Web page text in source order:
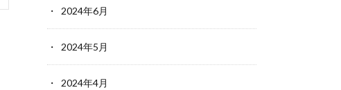
2024年6月
2024年5月
2024年4月